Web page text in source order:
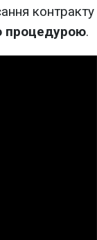
контракту
процедурою.